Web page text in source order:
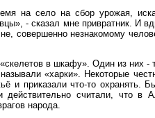
на село на сбор урожая,
- сказал мне привратник. И
совершенно незнакомому
в шкафу». Один из них
«харки». Некоторые
и приказали что-то охранять.
действительно считали, что
народа.